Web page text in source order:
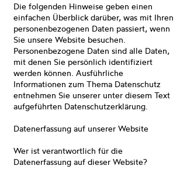
Die folgenden Hinweise geben einen
einfachen Überblick darüber, was mit Ihren
personenbezogenen Daten passiert, wenn
Sie unsere Website besuchen.
Personenbezogene Daten sind alle Daten,
mit denen Sie persönlich identifiziert
werden können. Ausführliche
Informationen zum Thema Datenschutz
entnehmen Sie unserer unter diesem Text
aufgeführten Datenschutzerklärung.
Datenerfassung auf unserer Website
Wer ist verantwortlich für die
Datenerfassung auf dieser Website?